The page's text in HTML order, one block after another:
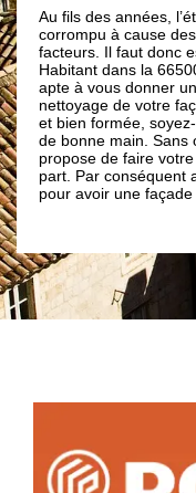
la
à
Au fils des années,
corrompu à cause
facteurs. Il faut donc
Habitant dans la
apte à vous donner
nettoyage de votre
et bien formée,
de bonne main. Sans
propose de faire
part. Par conséquent
pour avoir une façade